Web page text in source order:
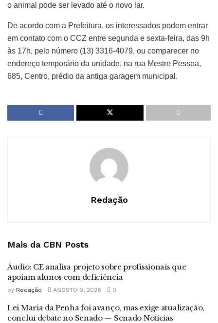
o animal pode ser levado até o novo lar.
De acordo com a Prefeitura, os interessados podem entrar
em contato com o CCZ entre segunda e sexta-feira, das 9h
às 17h, pelo número (13) 3316-4079, ou comparecer no
endereço temporário da unidade, na rua Mestre Pessoa,
685, Centro, prédio da antiga garagem municipal.
Redação
Mais da CBN Posts
Áudio: CE analisa projeto sobre profissionais que
apoiam alunos com deficiência
by Redação AGOSTO 9, 2026 0
Lei Maria da Penha foi avanço, mas exige atualização,
conclui debate no Senado — Senado Notícias